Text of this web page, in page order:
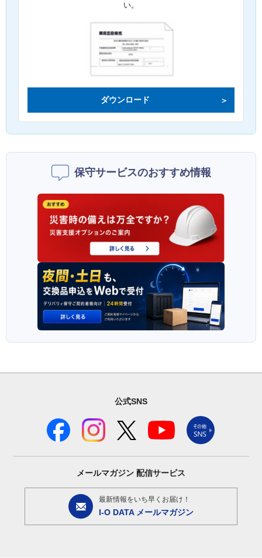
い。
ダウンロード
保守サービスのおすすめ情報
公式SNS
メールマガジン 配信サービス
最新情報をいち早くお届け！
I-O DATA メールマガジン